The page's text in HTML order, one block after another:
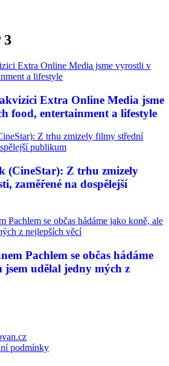
3
Extra Online Media jsme
food, entertainment a lifestyle
(CineStar): Z trhu zmizely
zaměřené na dospělejší
Pachlem se občas hádáme
jsem udělal jedny mých z
podmínky